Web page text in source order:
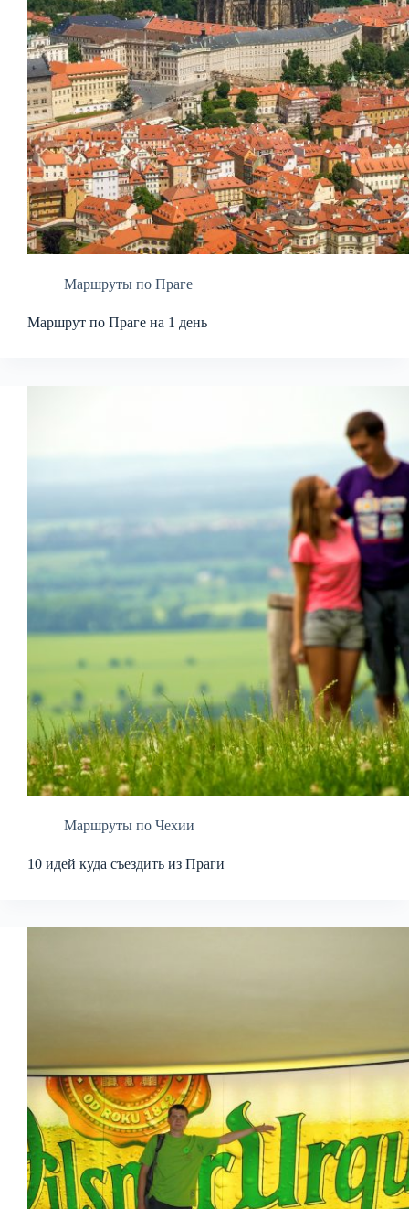
Маршруты по Праге
Маршрут по Праге на 1 день
Маршруты по Чехии
10 идей куда съездить из Праги